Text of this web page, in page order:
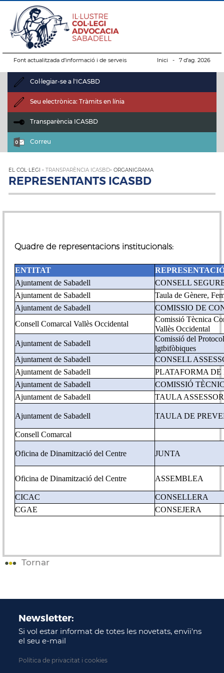
Font actualitzada d’informació i de serveis Inici - 7 d’ag. 2026
Col·legiar-se a l'ICASBD
Seu electrònica: Tràmits en línia
Transparència ICASBD
Correu
EL COL·LEGI - TRANSPARÈNCIA ICASBD- ORGANIGRAMA
REPRESENTANTS ICASBD
Quadre de representacions institucionals:
ENTITAT
Ajuntament de Sabadell
CONSELL
Ajuntament de Sabadell
Taula de Gènere,
Ajuntament de Sabadell
COMISSIO DE
Consell Comarcal Vallès Occidental
Comissió Tècnica
Vallès Occidental
Ajuntament de Sabadell
Comissió del
lgtbifòbiques
Ajuntament de Sabadell
CONSELL
Ajuntament de Sabadell
PLATAFORMA DE
Ajuntament de Sabadell
COMISSIÓ
Ajuntament de Sabadell
TAULA
Ajuntament de Sabadell TAULA DE
Consell Comarcal
Oficina de Dinamització del Centre JUNTA
Oficina de Dinamització del Centre ASSEMBLEA
CICAC
CONSELLERA
CGAE
CONSEJERA
Tornar
Newsletter:
Si vol estar informat de totes les novetats, envïi'ns
el seu e-mail
Política de privacitat i cookies